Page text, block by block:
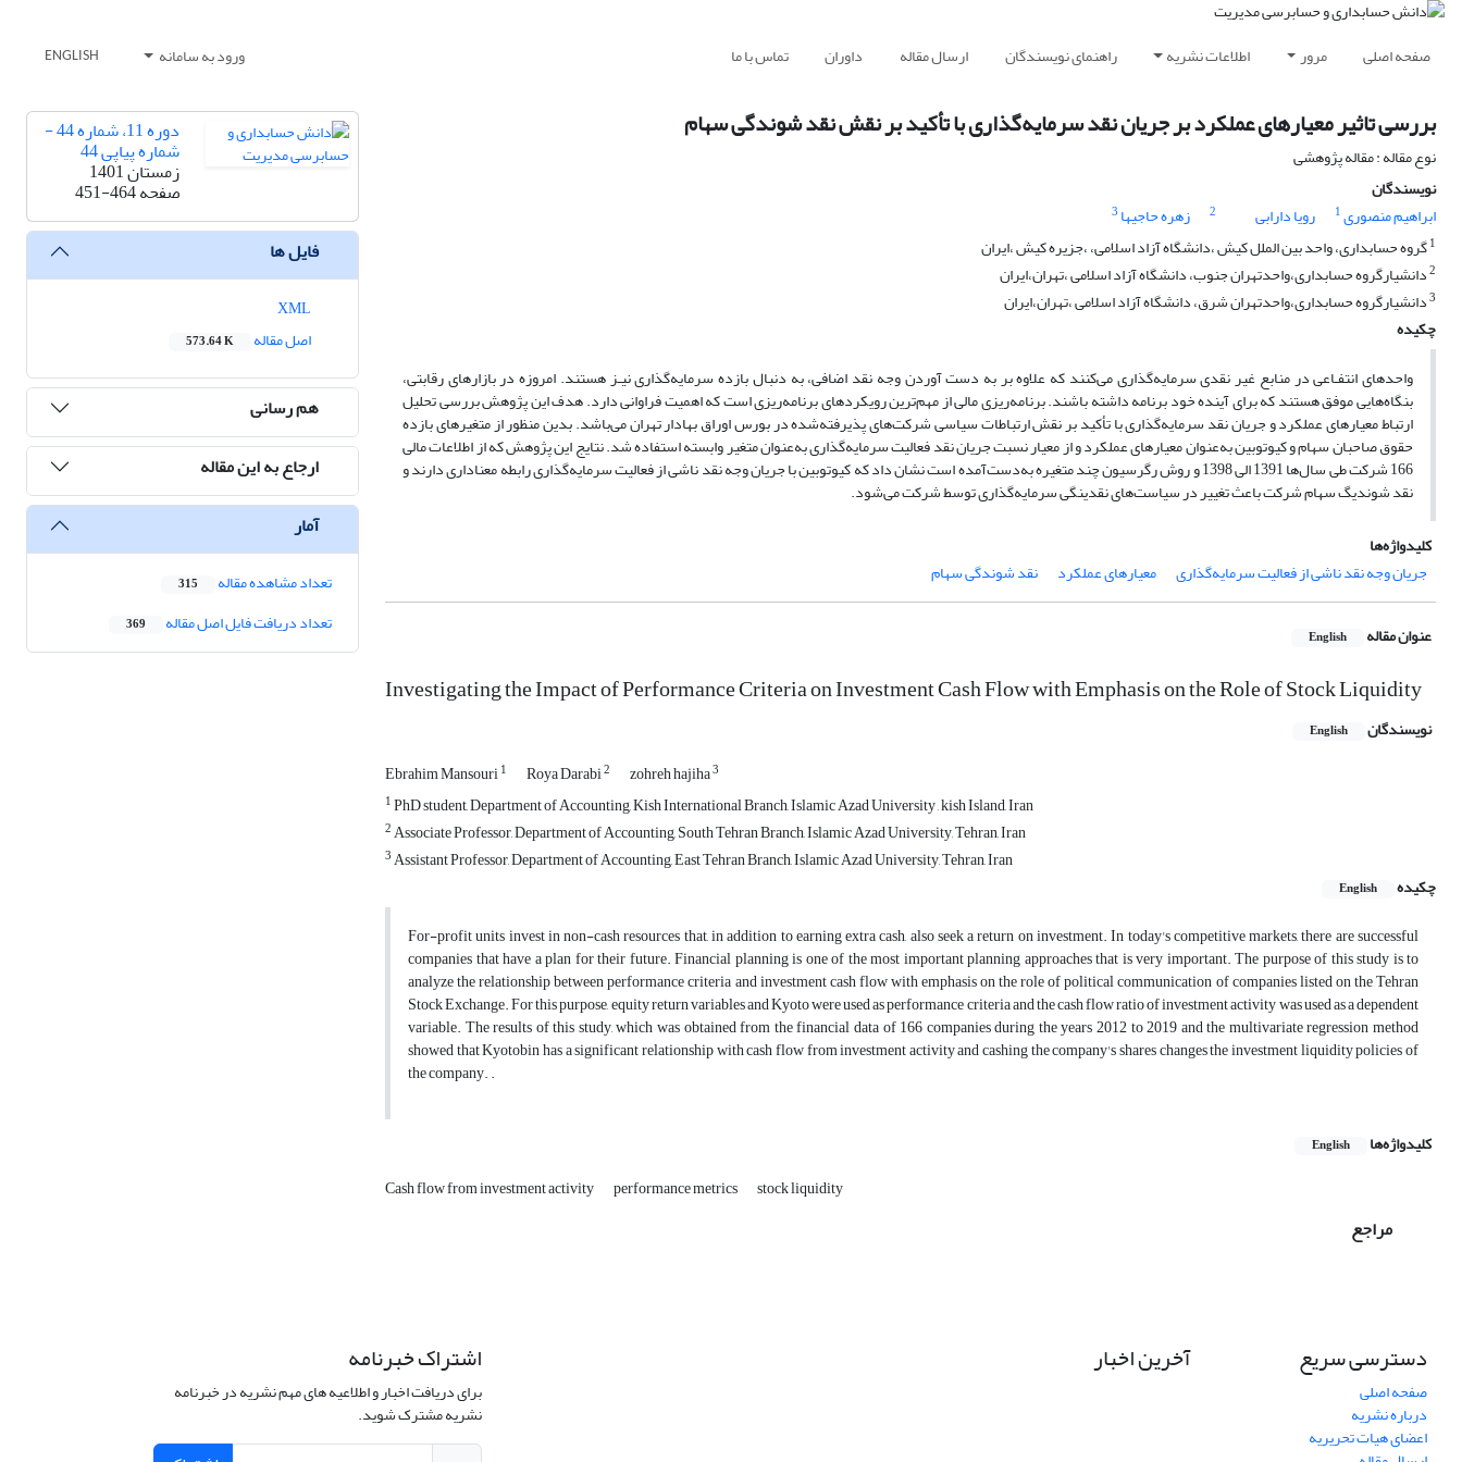
صفحه اصلی مرور اطلاعات نشریه راهنمای نویسندگان ارسال مقاله داوران تماس با ما ورود به سامانه ENGLISH
بررسی تاثیر معیارهای عملکرد بر جریان نقد سرمایه‌گذاری با تأکید بر نقش نقد شوندگی سهام
نوع مقاله : مقاله پژوهشی
نویسندگان
ابراهیم منصوری1 رویا دارابی 2 زهره حاجیها 3
1گروه حسابداری، واحد بین الملل کیش ،دانشگاه آزاد اسلامی، ،جزیره کیش ،ایران
2دانشیارگروه حسابداری،واحدتهران جنوب، دانشگاه آزاد اسلامی ،تهران،ایران
3دانشیارگروه حسابداری،واحدتهران شرق، دانشگاه آزاد اسلامی ،تهران،ایران
چکیده
واحدهای انتفـاعی در منابع غیر نقدی سرمایه‌گذاری می‌کنند که علاوه بر به دست آوردن وجه نقد اضافی، به دنبال بازده سرمایه‌گذاری نیـز هستند. امروزه در بازارهای رقابتی،
بنگاه‌هایی موفق هستند که برای آینده خود برنامه داشته باشند. برنامه‌ریزی مالی از مهم‌ترین رویکردهای برنامه‌ریزی است که اهمیت فراوانی دارد. هدف این پژوهش بررسی تحلیل
ارتباط معیارهای عملکرد و جریان نقد سرمایه‌گذاری با تأکید بر نقش ارتباطات سیاسی شرکت‌های پذیرفته‌شده در بورس اوراق بهادار تهران می‌باشد. بدین منظور از متغیر‌های بازده
حقوق صاحبان سهام و کیوتوبین به‌عنوان معیار‌های عملکرد و از معیار نسبت جریان نقد فعالیت سرمایه‌گذاری به‌عنوان متغیر وابسته استفاده شد. نتایج این پژوهش که از اطلاعات مالی
166 شرکت طی سال‌ها 1391 الی 1398 و روش رگرسیون چند متغیره به‌دست‌آمده است نشان داد که کیوتوبین با جریان وجه نقد ناشی از فعالیت سرمایه‌گذاری رابطه معناداری دارند و
نقد شوندیگ سهام شرکت باعث تغییر در سیاست‌های نقدینگی سرمایه‌گذاری توسط شرکت می‌شود.
کلیدواژه‌ها
جریان وجه نقد ناشی از فعالیت سرمایه‌گذاری
معیارهای عملکرد نقد شوندگی سهام
عنوان مقاله English
Investigating the Impact of Performance Criteria on Investment Cash Flow with Emphasis on the Role of Stock Liquidity
نویسندگان English
Ebrahim Mansouri1 Roya Darabi2 zohreh hajiha3
1PhD student, Department of Accounting, Kish International Branch, Islamic Azad University , kish Island, Iran
2Associate Professor, Department of Accounting, South Tehran Branch, Islamic Azad University, Tehran, Iran
3Assistant Professor, Department of Accounting, East Tehran Branch, Islamic Azad University, Tehran, Iran
چکیده
English
For-profit units invest in non-cash resources that, in addition to earning extra cash, also seek a return on investment. In today's competitive markets, there are successful
companies that have a plan for their future. Financial planning is one of the most important planning approaches that is very important. The purpose of this study is to
analyze the relationship between performance criteria and investment cash flow with emphasis on the role of political communication of companies listed on the Tehran
Stock Exchange. For this purpose, equity return variables and Kyoto were used as performance criteria and the cash flow ratio of investment activity was used as a dependent
variable. The results of this study, which was obtained from the financial data of 166 companies during the years 2012 to 2019 and the multivariate regression method
showed that Kyotobin has a significant relationship with cash flow from investment activity and cashing the company's shares changes the investment liquidity policies of
the company. .
کلیدواژه‌ها English
Cash flow from investment activity performance metrics stock liquidity
مراجع
دوره 11، شماره 44 -
شماره پیاپی 44
زمستان 1401
صفحه451-464
فایل ها
اصل مقاله
573.64 K
هم رسانی
ارجاع به این مقاله
آمار
تعداد مشاهده مقاله 315
تعداد دریافت فایل اصل مقاله 369
دسترسی سریع
صفحه اصلی
درباره نشریه
اعضای هیات تحریریه
آخرین اخبار اشتراک خبرنامه
برای دریافت اخبار و اطلاعیه های مهم نشریه در خبرنامه
نشریه مشترک شوید.